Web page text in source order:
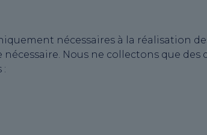
nécessaires à la réalisation
Nous ne collectons que
: